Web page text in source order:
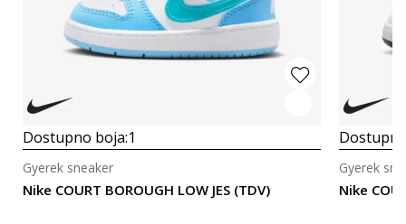
Dostupno boja:1
Nike COURT BOROUGH LOW JES (TDV)
Gyerek sneaker
Nike
Gyerek